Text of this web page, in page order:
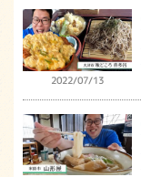
2022/07/13